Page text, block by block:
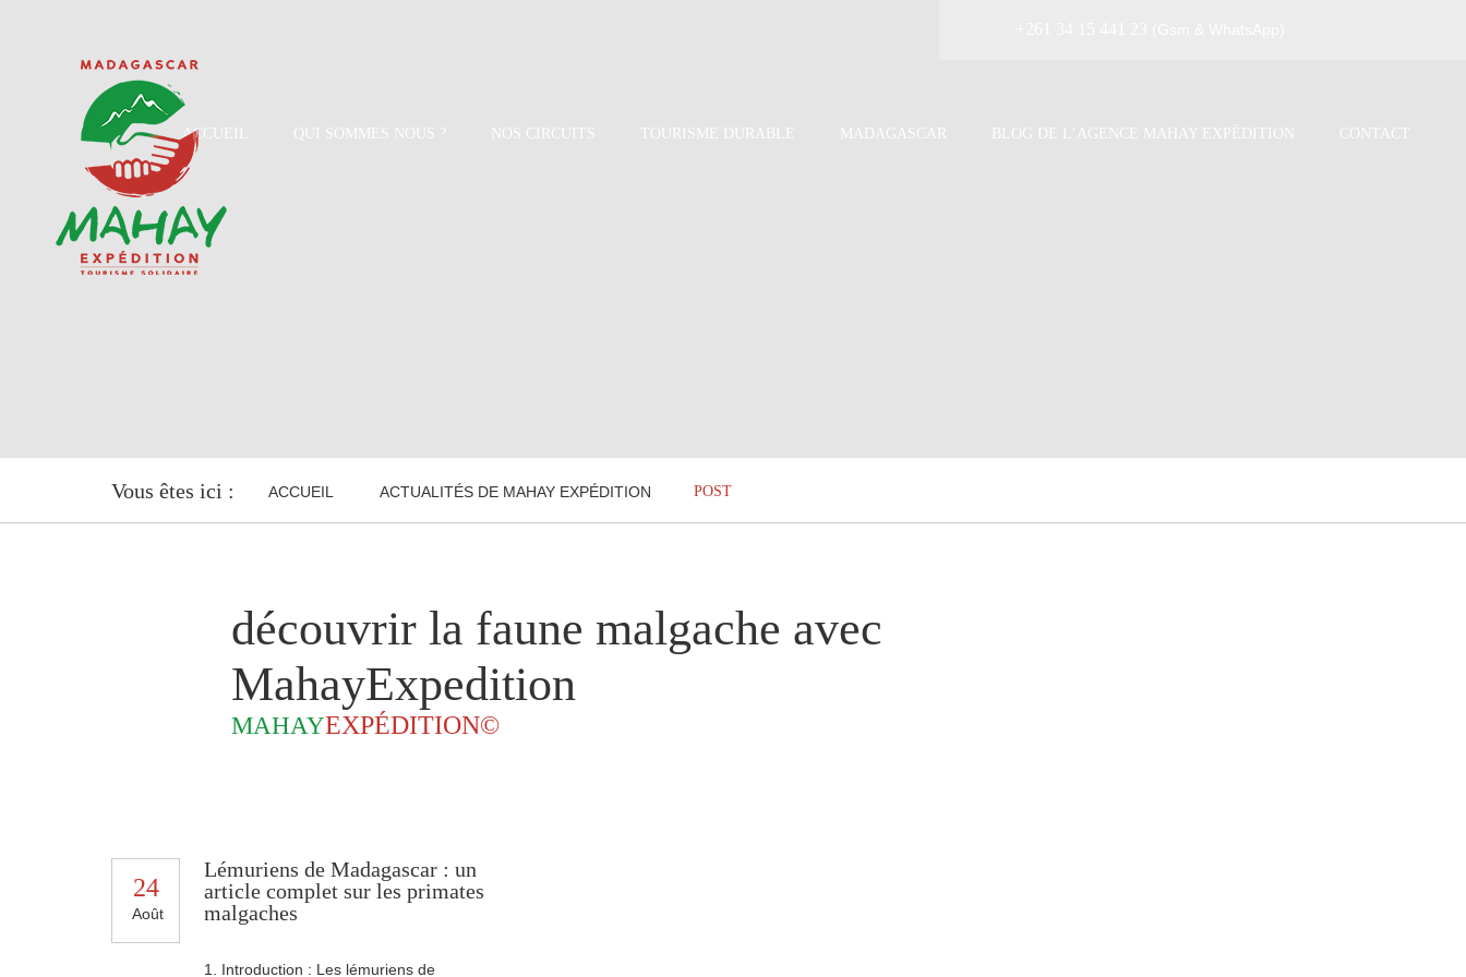
ACCUEIL QUI SOMMES NOUS ? NOS CIRCUITS TOURISME DURABLE MADAGASCAR BLOG DE L’AGENCE MAHAY EXPÉDITION CONTACT
Vous êtes ici : ACCUEIL ACTUALITÉS DE MAHAY EXPÉDITION POST
découvrir la faune malgache avec
MahayExpedition
MAHAYEXPÉDITION©
24
Août
Lémuriens de Madagascar : un
article complet sur les primates
malgaches
1. Introduction : Les lémuriens de